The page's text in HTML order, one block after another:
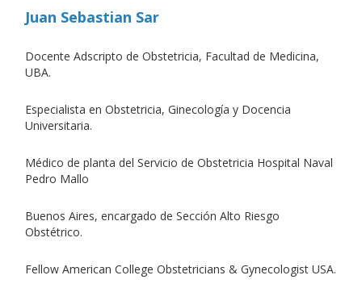
Juan Sebastian Sar
Docente Adscripto de Obstetricia, Facultad de Medicina,
UBA.
Especialista en Obstetricia, Ginecología y Docencia
Universitaria.
Médico de planta del Servicio de Obstetricia Hospital Naval
Pedro Mallo
Buenos Aires, encargado de Sección Alto Riesgo
Obstétrico.
Fellow American College Obstetricians & Gynecologist USA.